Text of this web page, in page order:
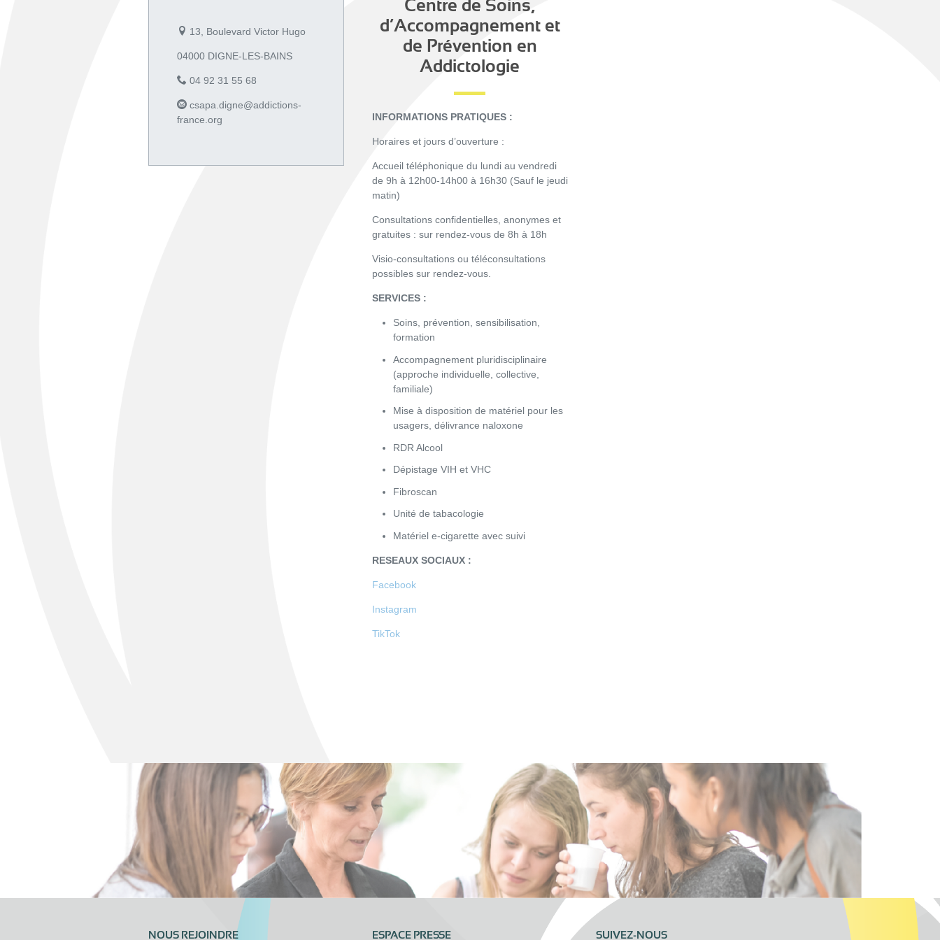
13, Boulevard Victor Hugo
04000 DIGNE-LES-BAINS
04 92 31 55 68
csapa.digne@addictions-
france.org
Centre de Soins,
d’Accompagnement et
de Prévention en
Addictologie
INFORMATIONS PRATIQUES :
Horaires et jours d’ouverture :
Accueil téléphonique du lundi au vendredi
de 9h à 12h00-14h00 à 16h30 (Sauf le jeudi
matin)
Consultations confidentielles, anonymes et
gratuites : sur rendez-vous de 8h à 18h
Visio-consultations ou téléconsultations
possibles sur rendez-vous.
SERVICES :
Soins, prévention, sensibilisation,
formation
Accompagnement pluridisciplinaire
(approche individuelle, collective,
familiale)
Mise à disposition de matériel pour les
usagers, délivrance naloxone
RDR Alcool
Dépistage VIH et VHC
Fibroscan
Unité de tabacologie
Matériel e-cigarette avec suivi
RESEAUX SOCIAUX :
Facebook
Instagram
TikTok
NOUS REJOINDRE ESPACE PRESSE SUIVEZ-NOUS